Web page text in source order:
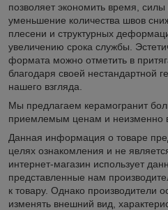
позволяет экономить время,
уменьшение количества швов
плесени и структурных
увеличению срока службы.
формата можно отметить в
благодаря своей нестандартной
нашего взгляда.
Мы предлагаем керамогранит
приемлемым ценам и неизменно
Данная информация о товаре
целях ознакомления и не
интернет-магазин использует
представленные нам
к товару. Однако производители
изменять внешний вид,